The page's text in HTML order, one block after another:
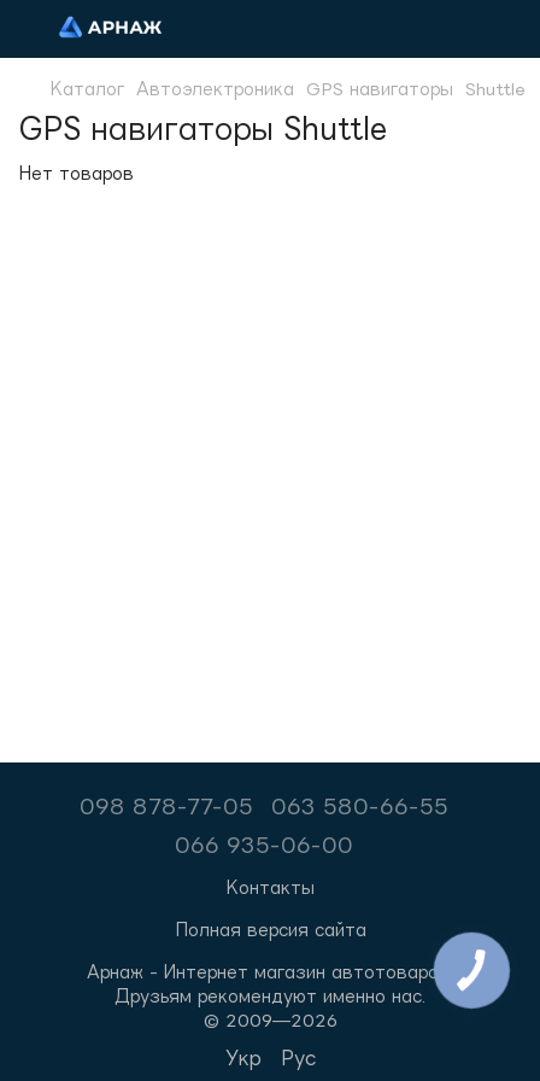
Каталог Автоэлектроника GPS навигаторы Shuttle
GPS навигаторы Shuttle
Нет товаров
098 878-77-05
063 580-66-55
066 935-06-00
Контакты
Полная версия сайта
Арнаж - Интернет магазин автотоваров.
Друзьям рекомендуют именно нас.
© 2009—2026
Укр Рус